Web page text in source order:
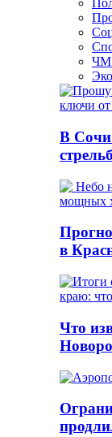
ЧМ
В Сочи
в
Что